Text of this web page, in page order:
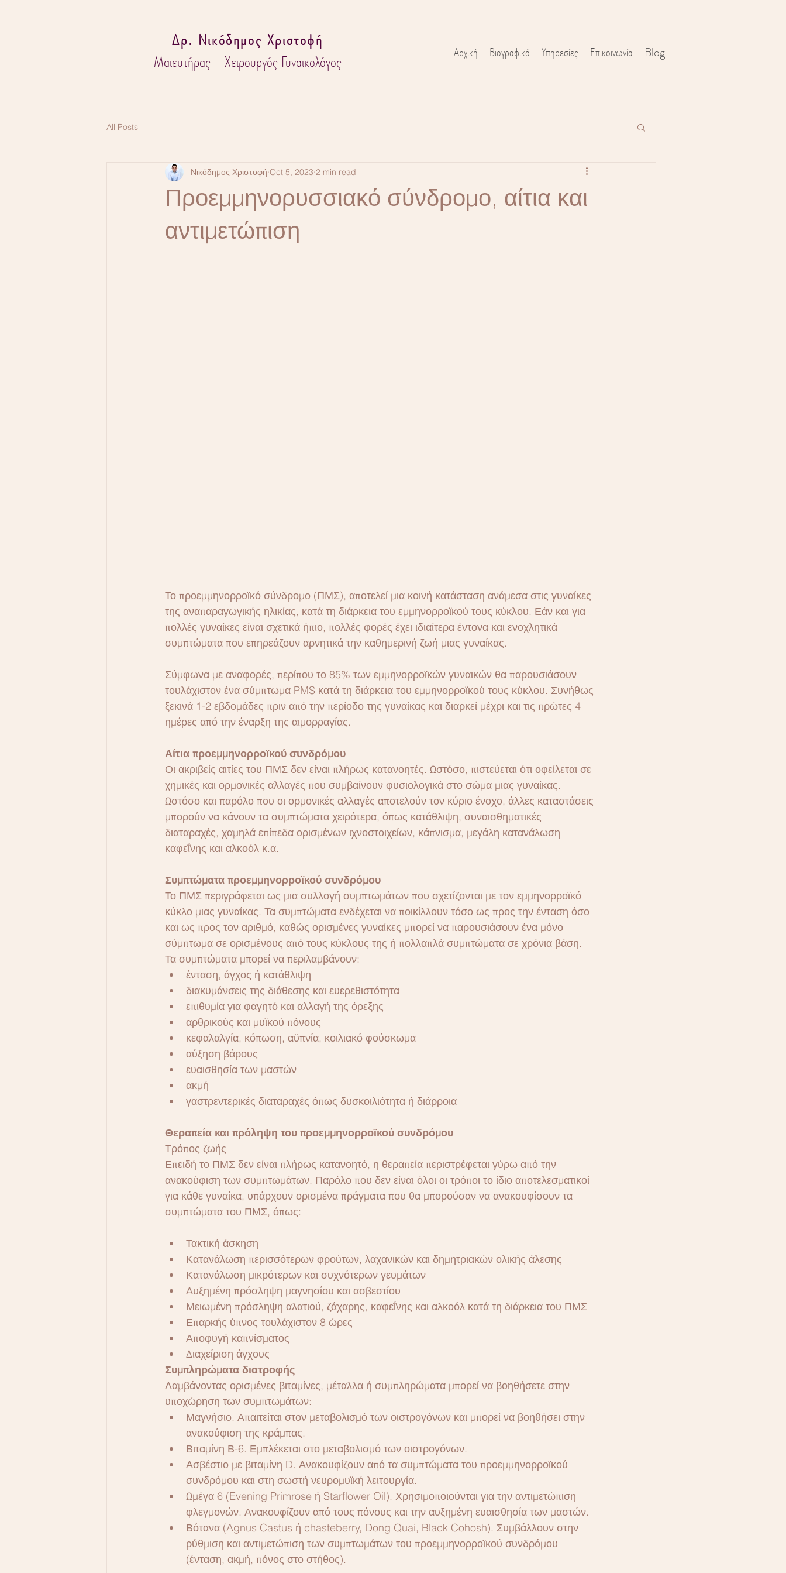
Δρ. Νικόδημος Χριστοφή
Μαιευτήρας - Χειρουργός Γυναικολόγος
Αρχική Βιογραφικό Υπηρεσίες Επικοινωνία Blog
All Posts
Προεμμηνορυσσιακό σύνδρομο, αίτια και
αντιμετώπιση
Νικόδημος Χριστοφή Oct 5, 2023 2 min read
Το προεμμηνορροϊκό σύνδρομο (ΠΜΣ), αποτελεί μια κοινή κατάσταση ανάμεσα στις γυναίκες
της αναπαραγωγικής ηλικίας, κατά τη διάρκεια του εμμηνορροϊκού τους κύκλου. Εάν και για
πολλές γυναίκες είναι σχετικά ήπιο, πολλές φορές έχει ιδιαίτερα έντονα και ενοχλητικά
συμπτώματα που επηρεάζουν αρνητικά την καθημερινή ζωή μιας γυναίκας.
Σύμφωνα με αναφορές, περίπου το 85% των εμμηνορροϊκών γυναικών θα παρουσιάσουν
τουλάχιστον ένα σύμπτωμα PMS κατά τη διάρκεια του εμμηνορροϊκού τους κύκλου. Συνήθως
ξεκινά 1-2 εβδομάδες πριν από την περίοδο της γυναίκας και διαρκεί μέχρι και τις πρώτες 4
ημέρες από την έναρξη της αιμορραγίας.
Αίτια προεμμηνορροϊκού συνδρόμου
Οι ακριβείς αιτίες του ΠΜΣ δεν είναι πλήρως κατανοητές. Ωστόσο, πιστεύεται ότι οφείλεται σε
χημικές και ορμονικές αλλαγές που συμβαίνουν φυσιολογικά στο σώμα μιας γυναίκας.
Ωστόσο και παρόλο που οι ορμονικές αλλαγές αποτελούν τον κύριο ένοχο, άλλες καταστάσεις
μπορούν να κάνουν τα συμπτώματα χειρότερα, όπως κατάθλιψη, συναισθηματικές
διαταραχές, χαμηλά επίπεδα ορισμένων ιχνοστοιχείων, κάπνισμα, μεγάλη κατανάλωση
καφεΐνης και αλκοόλ κ.α.
Συμπτώματα προεμμηνορροϊκού συνδρόμου
Το ΠΜΣ περιγράφεται ως μια συλλογή συμπτωμάτων που σχετίζονται με τον εμμηνορροϊκό
κύκλο μιας γυναίκας. Τα συμπτώματα ενδέχεται να ποικίλλουν τόσο ως προς την ένταση όσο
και ως προς τον αριθμό, καθώς ορισμένες γυναίκες μπορεί να παρουσιάσουν ένα μόνο
σύμπτωμα σε ορισμένους από τους κύκλους της ή πολλαπλά συμπτώματα σε χρόνια βάση.
Τα συμπτώματα μπορεί να περιλαμβάνουν:
ένταση, άγχος ή κατάθλιψη
διακυμάνσεις της διάθεσης και ευερεθιστότητα
επιθυμία για φαγητό και αλλαγή της όρεξης
αρθρικούς και μυϊκού πόνους
κεφαλαλγία, κόπωση, αϋπνία, κοιλιακό φούσκωμα
αύξηση βάρους
ευαισθησία των μαστών
ακμή
γαστρεντερικές διαταραχές όπως δυσκοιλιότητα ή διάρροια
Θεραπεία και πρόληψη του προεμμηνορροϊκού συνδρόμου
Τρόπος ζωής
Επειδή το ΠΜΣ δεν είναι πλήρως κατανοητό, η θεραπεία περιστρέφεται γύρω από την
ανακούφιση των συμπτωμάτων. Παρόλο που δεν είναι όλοι οι τρόποι το ίδιο αποτελεσματικοί
για κάθε γυναίκα, υπάρχουν ορισμένα πράγματα που θα μπορούσαν να ανακουφίσουν τα
συμπτώματα του ΠΜΣ, όπως:
Τακτική άσκηση
Κατανάλωση περισσότερων φρούτων, λαχανικών και δημητριακών ολικής άλεσης
Κατανάλωση μικρότερων και συχνότερων γευμάτων
Αυξημένη πρόσληψη μαγνησίου και ασβεστίου
Μειωμένη πρόσληψη αλατιού, ζάχαρης, καφεΐνης και αλκοόλ κατά τη διάρκεια του ΠΜΣ
Επαρκής ύπνος τουλάχιστον 8 ώρες
Αποφυγή καπνίσματος
Διαχείριση άγχους
Συμπληρώματα διατροφής
Λαμβάνοντας ορισμένες βιταμίνες, μέταλλα ή συμπληρώματα μπορεί να βοηθήσετε στην
υποχώρηση των συμπτωμάτων:
Μαγνήσιο. Απαιτείται στον μεταβολισμό των οιστρογόνων και μπορεί να βοηθήσει στην
ανακούφιση της κράμπας.
Βιταμίνη Β-6. Εμπλέκεται στο μεταβολισμό των οιστρογόνων.
Ασβέστιο με βιταμίνη D. Ανακουφίζουν από τα συμπτώματα του προεμμηνορροϊκού
συνδρόμου και στη σωστή νευρομυϊκή λειτουργία.
Ωμέγα 6 (Evening Primrose ή Starflower Oil). Χρησιμοποιούνται για την αντιμετώπιση
φλεγμονών. Ανακουφίζουν από τους πόνους και την αυξημένη ευαισθησία των μαστών.
Βότανα (Agnus Castus ή chasteberry, Dong Quai, Black Cohosh). Συμβάλλουν στην
ρύθμιση και αντιμετώπιση των συμπτωμάτων του προεμμηνορροϊκού συνδρόμου
(ένταση, ακμή, πόνος στο στήθος).